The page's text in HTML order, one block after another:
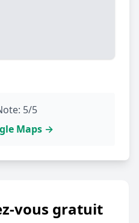
5/5
Maps →
vous gratuit